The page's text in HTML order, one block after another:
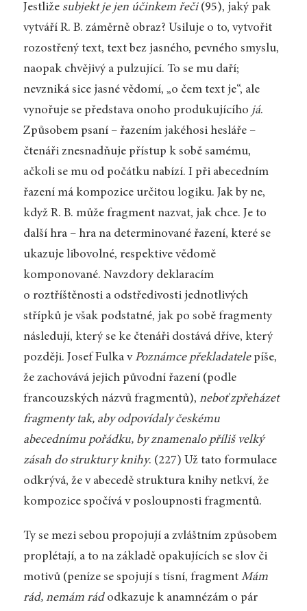
Jestliže subjekt je jen účinkem řeči(95), jaký pak
vytváří R. B. záměrně obraz? Usiluje o to, vytvořit
rozostřený text, text bez jasného, pevného smyslu,
naopak chvějivý a pulzující. To se mu daří;
nevzniká sice jasné vědomí, „o čem text je“, ale
vynořuje se představa onoho produkujícího já.
Způsobem psaní – řazením jakéhosi hesláře –
čtenáři znesnadňuje přístup k sobě samému,
ačkoli se mu od počátku nabízí. I při abecedním
řazení má kompozice určitou logiku. Jak by ne,
když R. B. může fragment nazvat, jak chce. Je to
další hra – hra na determinované řazení, které se
ukazuje libovolné, respektive vědomě
komponované. Navzdory deklaracím
o roztříštěnosti a odstředivosti jednotlivých
střípků je však podstatné, jak po sobě fragmenty
následují, který se ke čtenáři dostává dříve, který
později. Josef Fulka v Poznámce překladatelepíše,
že zachovává jejich původní řazení (podle
francouzských názvů fragmentů), neboť zpřeházet
fragmenty tak, aby odpovídaly českému
abecednímu pořádku, by znamenalo příliš velký
zásah do struktury knihy. (227) Už tato formulace
odkrývá, že v abecedě struktura knihy netkví, že
kompozice spočívá v posloupnosti fragmentů.
Ty se mezi sebou propojují a zvláštním způsobem
proplétají, a to na základě opakujících se slov či
motivů (peníze se spojují s tísní, fragment Mám
rád, nemám rádodkazuje k anamnézám o pár